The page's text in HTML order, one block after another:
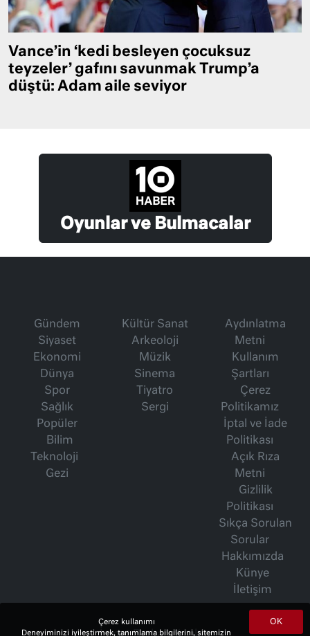
Vance’in ‘kedi besleyen çocuksuz
teyzeler’ gafını savunmak Trump’a
düştü: Adam aile seviyor
Oyunlar ve Bulmacalar
Gündem
Siyaset
Ekonomi
Dünya
Spor
Sağlık
Popüler
Bilim
Teknoloji
Gezi
Kültür Sanat
Arkeoloji
Müzik
Sinema
Tiyatro
Sergi
Aydınlatma
Metni
Kullanım
Şartları
Çerez
Politikamız
İptal ve İade
Politikası
Açık Rıza
Metni
Gizlilik
Politikası
Sıkça Sorulan
Sorular
Hakkımızda
Künye
İletişim
OK
Çerez kullanımı
Deneyiminizi iyileştirmek, tanımlama bilgilerini, sitemizin